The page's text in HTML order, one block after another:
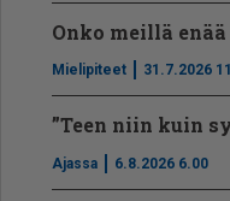
Onko meillä
Mielipiteet 31.7.2026
”Teen niin kuin
Ajassa 6.8.2026 6.00